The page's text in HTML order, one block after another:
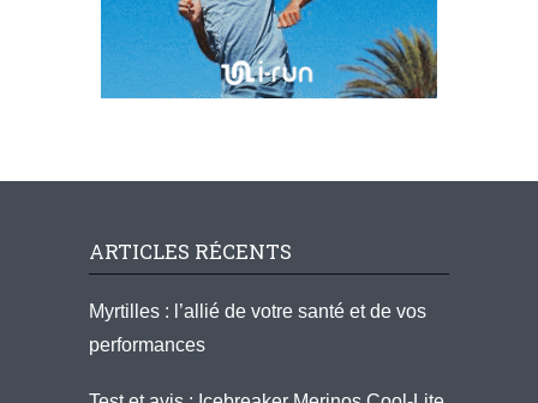
ARTICLES RÉCENTS
Myrtilles : l’allié de votre santé et de vos
performances